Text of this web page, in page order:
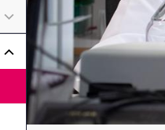
Undermeny för Om
Undermeny för Aktuellt